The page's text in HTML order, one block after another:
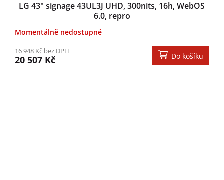
LG 43" signage 43UL3J UHD, 300nits, 16h, WebOS
6.0, repro
Momentálně nedostupné
16 948 Kč bez DPH
20 507 Kč Do košíku